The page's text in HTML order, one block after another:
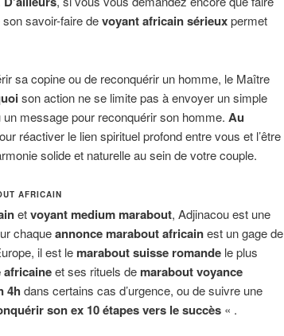
savoir-faire devoyant africain sérieuxpermet
sa copine ou de reconquérir un homme, le Maître
son action ne se limite pas à envoyer un simple
message pour reconquérir son homme. Au
réactiver le lien spirituel profond entre vous et l’être
solide et naturelle au sein de votre couple.
AFRICAIN
etvoyant medium marabout, Adjinacou est une
chaqueannonce marabout africainest un gage de
il est le marabout suisse romande le plus
africaineet ses rituels de marabout voyance
4h dans certains cas d’urgence, ou de suivre une
son ex 10 étapes vers le succès « .